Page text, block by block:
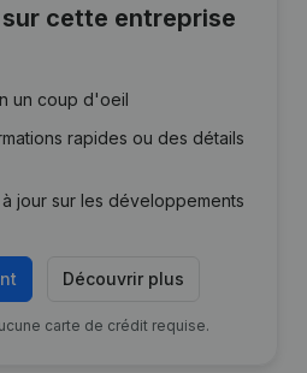
cette entreprise
un coup d'oeil
rapides ou des détails
jour sur les développements
Découvrir plus
carte de crédit requise.